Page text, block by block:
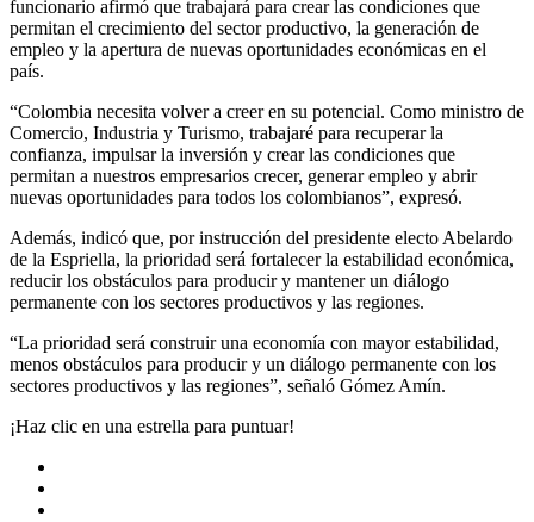
funcionario afirmó que trabajará para crear las condiciones que
permitan el crecimiento del sector productivo, la generación de
empleo y la apertura de nuevas oportunidades económicas en el
país.
“Colombia necesita volver a creer en su potencial. Como ministro de
Comercio, Industria y Turismo, trabajaré para recuperar la
confianza, impulsar la inversión y crear las condiciones que
permitan a nuestros empresarios crecer, generar empleo y abrir
nuevas oportunidades para todos los colombianos”, expresó.
Además, indicó que, por instrucción del presidente electo Abelardo
de la Espriella, la prioridad será fortalecer la estabilidad económica,
reducir los obstáculos para producir y mantener un diálogo
permanente con los sectores productivos y las regiones.
“La prioridad será construir una economía con mayor estabilidad,
menos obstáculos para producir y un diálogo permanente con los
sectores productivos y las regiones”, señaló Gómez Amín.
¡Haz clic en una estrella para puntuar!